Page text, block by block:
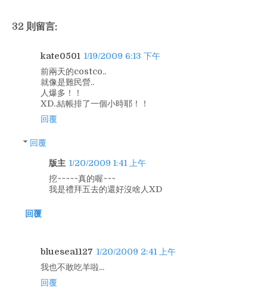
32 則留言:
kate0501 1/19/2009 6:13 下午
前兩天的costco..
就像是難民營..
人爆多！！
XD..結帳排了一個小時耶！！
回覆
回覆
版主 1/20/2009 1:41 上午
挖~~~~~真的喔~~~
我是禮拜五去的還好沒啥人XD
回覆
bluesea1127 1/20/2009 2:41 上午
我也不敢吃羊啦...
回覆